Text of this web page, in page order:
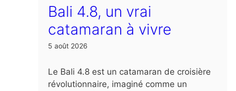
Bali 4.8, un vrai
catamaran à vivre
5 août 2026
Le Bali 4.8 est un catamaran de croisière
révolutionnaire, imaginé comme un